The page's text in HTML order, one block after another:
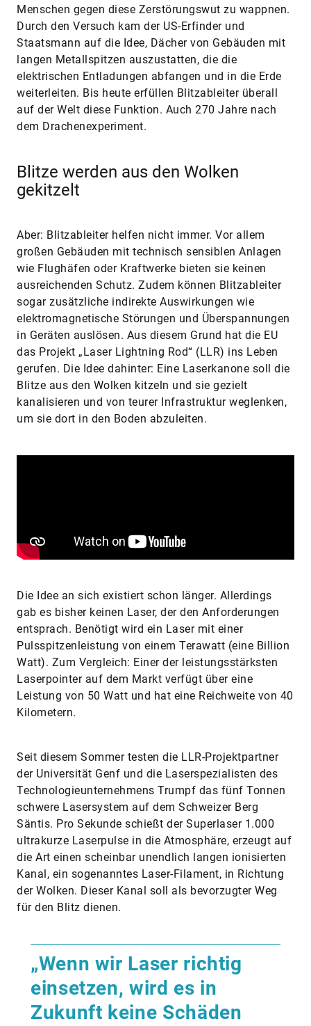
Menschen gegen diese Zerstörungswut zu wappnen.
Durch den Versuch kam der US-Erfinder und
Staatsmann auf die Idee, Dächer von Gebäuden mit
langen Metallspitzen auszustatten, die die
elektrischen Entladungen abfangen und in die Erde
weiterleiten. Bis heute erfüllen Blitzableiter überall
auf der Welt diese Funktion. Auch 270 Jahre nach
dem Drachenexperiment.
Blitze werden aus den Wolken
gekitzelt
Aber: Blitzableiter helfen nicht immer. Vor allem
großen Gebäuden mit technisch sensiblen Anlagen
wie Flughäfen oder Kraftwerke bieten sie keinen
ausreichenden Schutz. Zudem können Blitzableiter
sogar zusätzliche indirekte Auswirkungen wie
elektromagnetische Störungen und Überspannungen
in Geräten auslösen. Aus diesem Grund hat die EU
das Projekt „Laser Lightning Rod“ (LLR) ins Leben
gerufen. Die Idee dahinter: Eine Laserkanone soll die
Blitze aus den Wolken kitzeln und sie gezielt
kanalisieren und von teurer Infrastruktur weglenken,
um sie dort in den Boden abzuleiten.
Die Idee an sich existiert schon länger. Allerdings
gab es bisher keinen Laser, der den Anforderungen
entsprach. Benötigt wird ein Laser mit einer
Pulsspitzenleistung von einem Terawatt (eine Billion
Watt). Zum Vergleich: Einer der leistungsstärksten
Laserpointer auf dem Markt verfügt über eine
Leistung von 50 Watt und hat eine Reichweite von 40
Kilometern.
Seit diesem Sommer testen die LLR-Projektpartner
der Universität Genf und die Laserspezialisten des
Technologieunternehmens Trumpf das fünf Tonnen
schwere Lasersystem auf dem Schweizer Berg
Säntis. Pro Sekunde schießt der Superlaser 1.000
ultrakurze Laserpulse in die Atmosphäre, erzeugt auf
die Art einen scheinbar unendlich langen ionisierten
Kanal, ein sogenanntes Laser-Filament, in Richtung
der Wolken. Dieser Kanal soll als bevorzugter Weg
für den Blitz dienen.
„Wenn wir Laser richtig
einsetzen, wird es in
Zukunft keine Schäden